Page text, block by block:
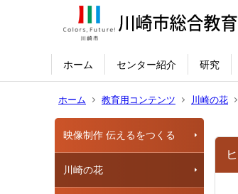
ホーム センター紹介 研究
ホーム 教育用コンテンツ 川崎の花
映像制作 伝えるをつくる
川崎の花